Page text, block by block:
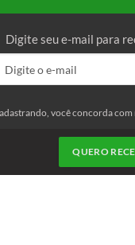
Digite seu e-mail para
você concorda com
QUERO